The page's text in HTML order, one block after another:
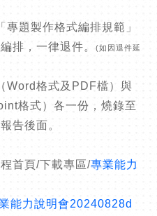
製作格式編排規範」
排，一律退件。
(如因退件延
格式及PDF檔）與
格式）各一份，燒錄至
告後面。
首頁/下載專區/專業能力
能力說明會20240828d